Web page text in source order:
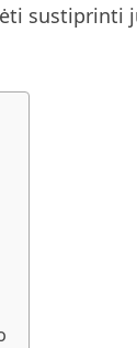
sustiprinti